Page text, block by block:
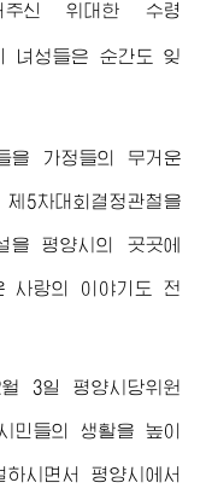
주신위대한 수령
녀성들은 순간도 잊
을 가정들의 무거운
5차대회결정관철을
을 평양시의 곳곳에
사랑의 이야기도 전
3일 평양시당위원
민들의 생활을 높이
시면서 평양시에서